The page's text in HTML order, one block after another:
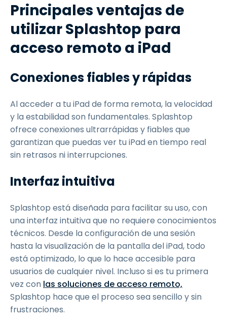
Principales ventajas de
utilizar Splashtop para
acceso remoto a iPad
Conexiones fiables y rápidas
Al acceder a tu iPad de forma remota, la velocidad
y la estabilidad son fundamentales. Splashtop
ofrece conexiones ultrarrápidas y fiables que
garantizan que puedas ver tu iPad en tiempo real
sin retrasos ni interrupciones.
Interfaz intuitiva
Splashtop está diseñada para facilitar su uso, con
una interfaz intuitiva que no requiere conocimientos
técnicos. Desde la configuración de una sesión
hasta la visualización de la pantalla del iPad, todo
está optimizado, lo que lo hace accesible para
usuarios de cualquier nivel. Incluso si es tu primera
vez con las soluciones de acceso remoto,
Splashtop hace que el proceso sea sencillo y sin
frustraciones.